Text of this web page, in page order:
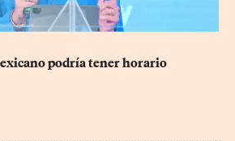
podría tener horario